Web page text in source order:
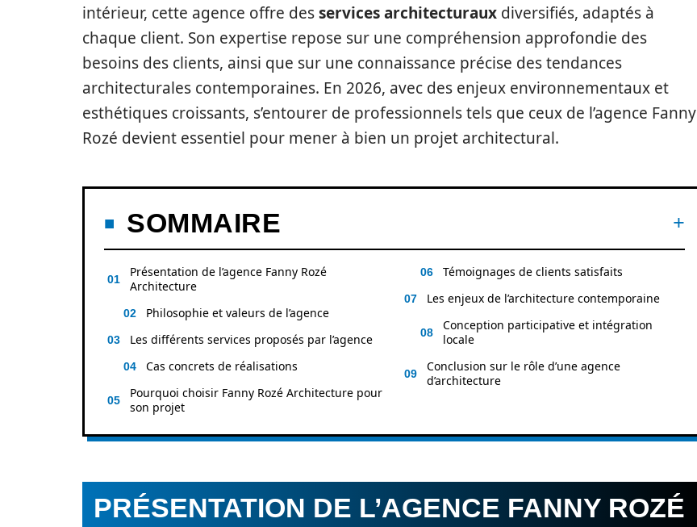
intérieur, cette agence offre desservices architecturaux diversifiés, adaptés à
chaque client. Son expertise repose sur une compréhension approfondie des
besoins des clients, ainsi que sur une connaissance précise des tendances
architecturales contemporaines. En 2026, avec des enjeux environnementaux et
esthétiques croissants, s’entourer de professionnels tels que ceux de l’agence Fanny
Rozé devient essentiel pour mener à bien un projet architectural.
SOMMAIRE
Présentation de l’agence Fanny Rozé
Architecture
Philosophie et valeurs de l’agence
Les différents services proposés par l’agence
Cas concrets de réalisations
Pourquoi choisir Fanny Rozé Architecture pour
son projet
Témoignages de clients satisfaits
Les enjeux de l’architecture contemporaine
Conception participative et intégration
locale
Conclusion sur le rôle d’une agence
d’architecture
PRÉSENTATION DE L’AGENCE FANNY ROZÉ